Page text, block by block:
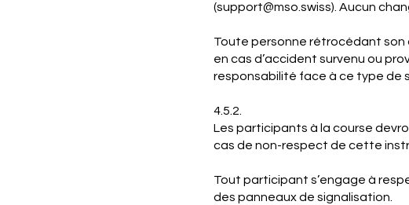
(support@mso.swiss). Aucun
Toute personne rétrocédant son
en cas d’accident survenu ou
responsabilité face à ce type de
4.5.2.
Les participants à la course
cas de non-respect de cette
Tout participant s’engage à
des panneaux de signalisation.